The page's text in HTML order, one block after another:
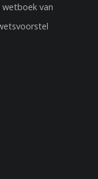
wetboek van